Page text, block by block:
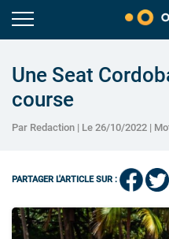
Une Seat
course
Par Redaction | Le 26/10/2022 |
PARTAGER L'ARTICLE SUR :